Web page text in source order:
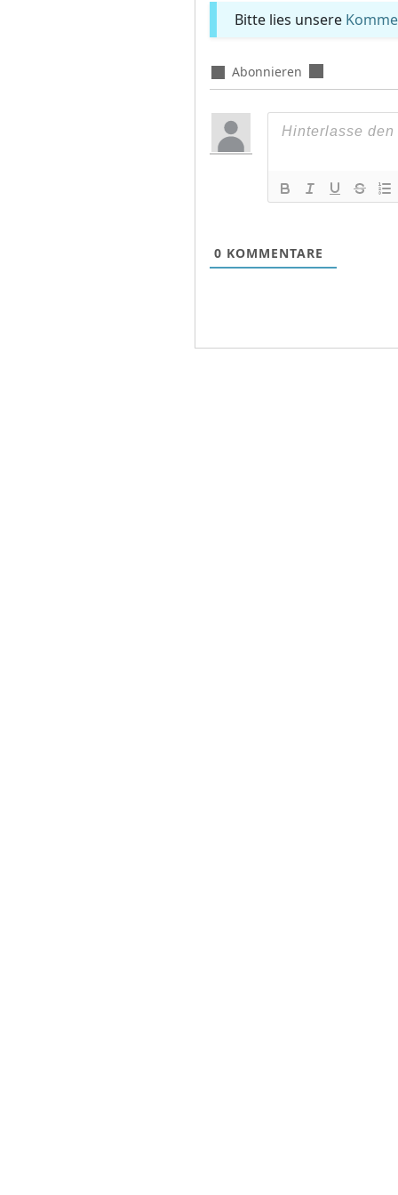
Bitte lies unsere
Abonnieren
0 KOMMENTARE